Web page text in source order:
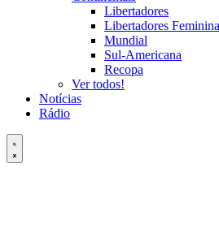
Libertadores
Libertadores Feminina
Mundial
Sul-Americana
Recopa
Ver todos!
Notícias
Rádio